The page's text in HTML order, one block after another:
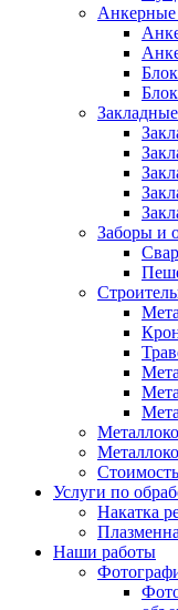
Анкерные
Заборы и
Услуги по
Накатка
Наши работы